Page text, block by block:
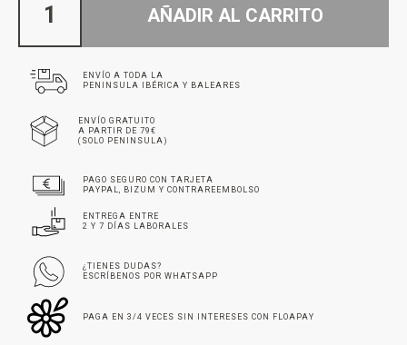
AÑADIR AL CARRITO
ENVÍO A TODA LA
PENINSULA IBÉRICA Y BALEARES
ENVÍO GRATUITO
A PARTIR DE 79€
(SOLO PENINSULA)
PAGO SEGURO CON TARJETA
PAYPAL, BIZUM Y CONTRAREEMBOLSO
ENTREGA ENTRE
2 Y 7 DÍAS LABORALES
¿TIENES DUDAS?
ESCRÍBENOS POR WHATSAPP
PAGA EN 3/4 VECES SIN INTERESES CON FLOAPAY